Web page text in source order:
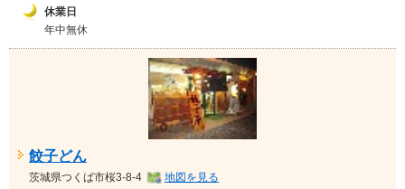
休業日
年中無休
餃子どん
茨城県つくば市桜3-8-4 地図を見る